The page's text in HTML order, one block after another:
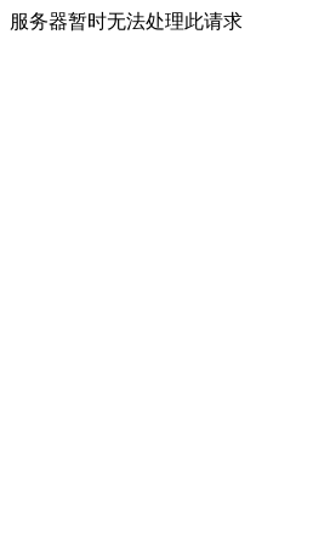
服务器暂时无法处理此请求